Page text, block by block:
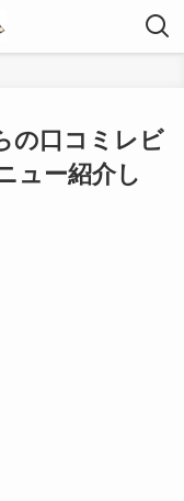
の口コミレビ
ュー紹介し